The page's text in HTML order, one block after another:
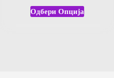
Одбери Опција